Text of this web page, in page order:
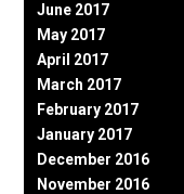
June 2017
May 2017
April 2017
March 2017
February 2017
January 2017
December 2016
November 2016